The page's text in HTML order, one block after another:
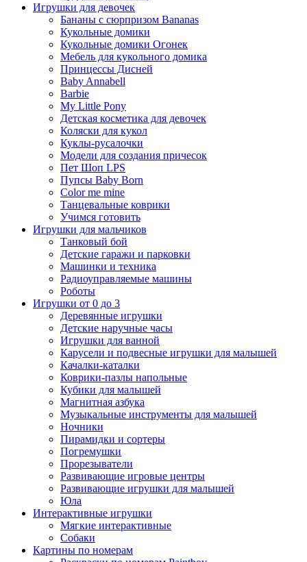
Игрушки для девочек
Бананы с сюрпризом Bananas
Кукольные домики
Кукольные домики Огонек
Мебель для кукольного домика
Принцессы Дисней
Baby Annabell
Barbie
My Little Pony
Детская косметика для девочек
Коляски для кукол
Куклы-русалочки
Модели для создания причесок
Пет Шоп LPS
Пупсы Baby Born
Сolor me mine
Танцевальные коврики
Учимся готовить
Игрушки для мальчиков
Танковый бой
Детские гаражи и парковки
Машинки и техника
Радиоуправляемые машины
Роботы
Игрушки от 0 до 3
Деревянные игрушки
Детские наручные часы
Игрушки для ванной
Карусели и подвесные игрушки для малышей
Качалки-каталки
Коврики-пазлы напольные
Кубики для малышей
Магнитная азбука
Музыкальные инструменты для малышей
Ночники
Пирамидки и сортеры
Погремушки
Прорезыватели
Развивающие игровые центры
Развивающие игрушки для малышей
Юла
Интерактивные игрушки
Мягкие интерактивные
Собаки
Картины по номерам